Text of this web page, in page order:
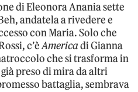
di Eleonora Anania sette
andatela a rivedere e
con Maria. Solo che
c’èAmericadi Gianna
che si trasforma in
preso di mira da altri
battaglia, sembrava